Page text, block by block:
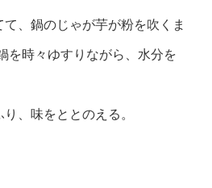
、鍋のじゃが芋が粉を吹くま
を時々ゆすりながら、水分を
、味をととのえる。